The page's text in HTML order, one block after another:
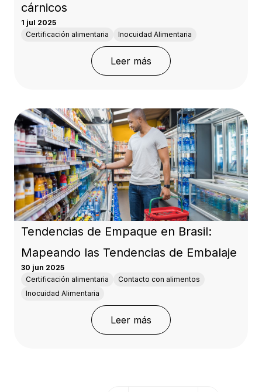
cárnicos
1 jul 2025
Certificación alimentaria
Inocuidad Alimentaria
Leer más : Tipos más comunes
Tendencias de Empaque en Brasil:
Mapeando las Tendencias de Embalaje
30 jun 2025
Certificación alimentaria
Contacto con alimentos
Inocuidad Alimentaria
Leer más : Tendencias de